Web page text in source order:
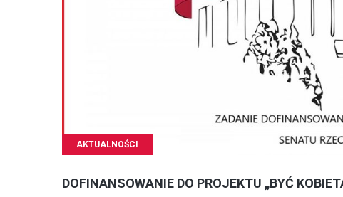
AKTUALNOŚCI
DOFINANSOWANIE DO PROJEKTU „BYĆ